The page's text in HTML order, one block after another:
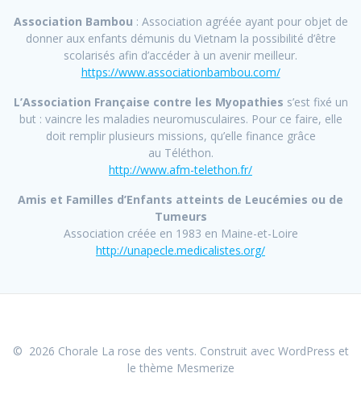
Association Bambou : Association agréée ayant pour objet de
donner aux enfants démunis du Vietnam la possibilité d’être
scolarisés afin d’accéder à un avenir meilleur.
https://www.associationbambou.com/
L’Association Française contre les Myopathies s’est fixé un
but : vaincre les maladies neuromusculaires. Pour ce faire, elle
doit remplir plusieurs missions, qu’elle finance grâce
au Téléthon.
http://www.afm-telethon.fr/
Amis et Familles d’Enfants atteints de Leucémies ou de
Tumeurs
Association créée en 1983 en Maine-et-Loire
http://unapecle.medicalistes.org/
© 2026 Chorale La rose des vents. Construit avec WordPress et
le thème Mesmerize